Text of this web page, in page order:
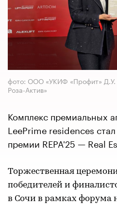
фото: ООО «УКИФ «Профит»
Роза-Актив»
Комплекс премиальных
LeePrime residences
премии REPA'25 — Real
Торжественная
победителей и
в Сочи в рамках форума